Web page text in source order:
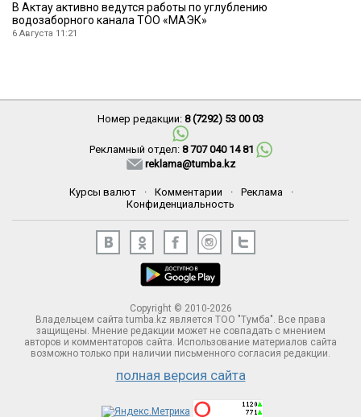
В Актау активно ведутся работы по углублению
водозаборного канала ТОО «МАЭК»
6 Августа 11:21
Номер редакции: 8 (7292) 53 00 03
Рекламный отдел: 8 707 040 14 81
reklama@tumba.kz
Курсы валют · Комментарии · Реклама
·
Конфиденциальность
Copyright © 2010-2026
Владельцем сайта tumba.kz является ТОО "Тумба". Все права
защищены. Мнение редакции может не совпадать с мнением
авторов и комментаторов сайта. Использование материалов сайта
возможно только при наличии письменного согласия редакции.
полная версия сайта